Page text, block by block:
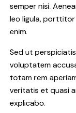
semper nisi.
leo ligula,
enim.
Sed ut
voluptatem
totam rem
veritatis et quasi
explicabo.